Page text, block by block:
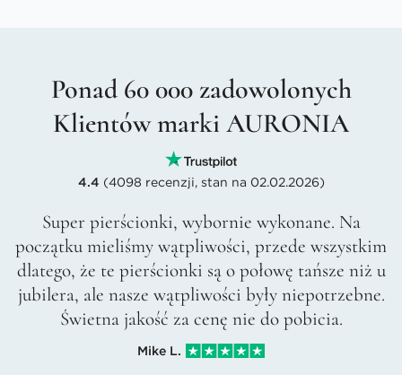
Ponad 60 000 zadowolonych
Klientów marki AURONIA
4.4 (4098 recenzji, stan na 02.02.2026)
Super pierścionki, wybornie wykonane. Na
początku mieliśmy wątpliwości, przede wszystkim
dlatego, że te pierścionki są o połowę tańsze niż u
jubilera, ale nasze wątpliwości były niepotrzebne.
Świetna jakość za cenę nie do pobicia.
Mike L.